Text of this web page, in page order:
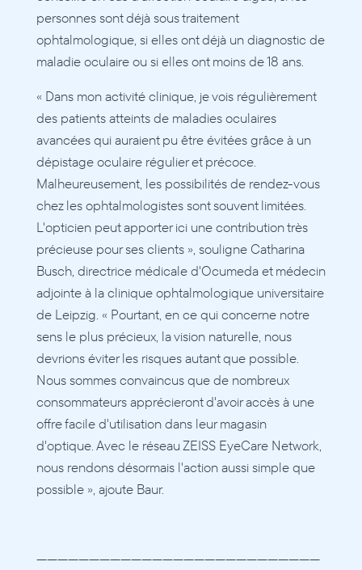
personnes sont déjà sous traitement
ophtalmologique, si elles ont déjà un diagnostic de
maladie oculaire ou si elles ont moins de 18 ans.
« Dans mon activité clinique, je vois régulièrement
des patients atteints de maladies oculaires
avancées qui auraient pu être évitées grâce à un
dépistage oculaire régulier et précoce.
Malheureusement, les possibilités de rendez-vous
chez les ophtalmologistes sont souvent limitées.
L'opticien peut apporter ici une contribution très
précieuse pour ses clients », souligne Catharina
Busch, directrice médicale d'Ocumeda et médecin
adjointe à la clinique ophtalmologique universitaire
de Leipzig. « Pourtant, en ce qui concerne notre
sens le plus précieux, la vision naturelle, nous
devrions éviter les risques autant que possible.
Nous sommes convaincus que de nombreux
consommateurs apprécieront d'avoir accès à une
offre facile d'utilisation dans leur magasin
d'optique. Avec le réseau ZEISS EyeCare Network,
nous rendons désormais l'action aussi simple que
possible », ajoute Baur.
———————————————————————————